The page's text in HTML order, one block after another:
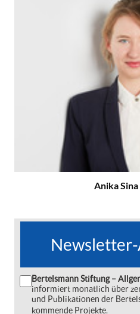
Anika
Bertelsmann Stiftung –
informiert monatlich über
und Publikationen der
kommende Projekte.